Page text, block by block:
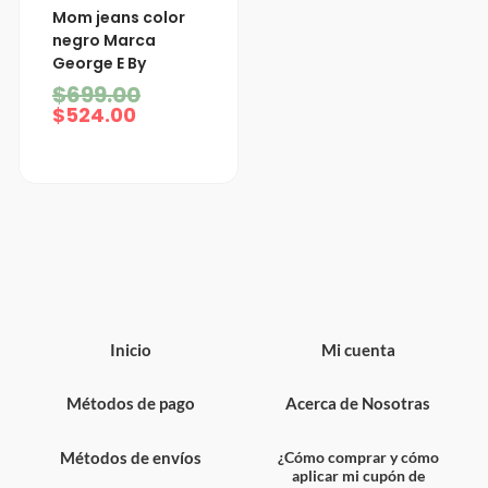
Mom jeans color
negro Marca
George E By
$699.00
El
precio
original
$524.00
El
precio
actual
es:
$524.00.
Inicio
Métodos de pago
Métodos de envíos
Mi cuenta
Acerca de Nosotras
¿Cómo comprar y cómo
aplicar mi cupón de